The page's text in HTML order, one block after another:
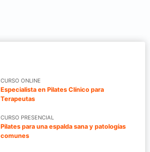
CURSO ONLINE
Especialista en Pilates Clínico para
Terapeutas
CURSO PRESENCIAL
Pilates para una espalda sana y patologías
comunes